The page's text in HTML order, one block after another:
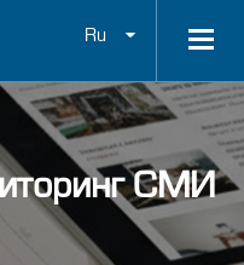
Ru
СМИ